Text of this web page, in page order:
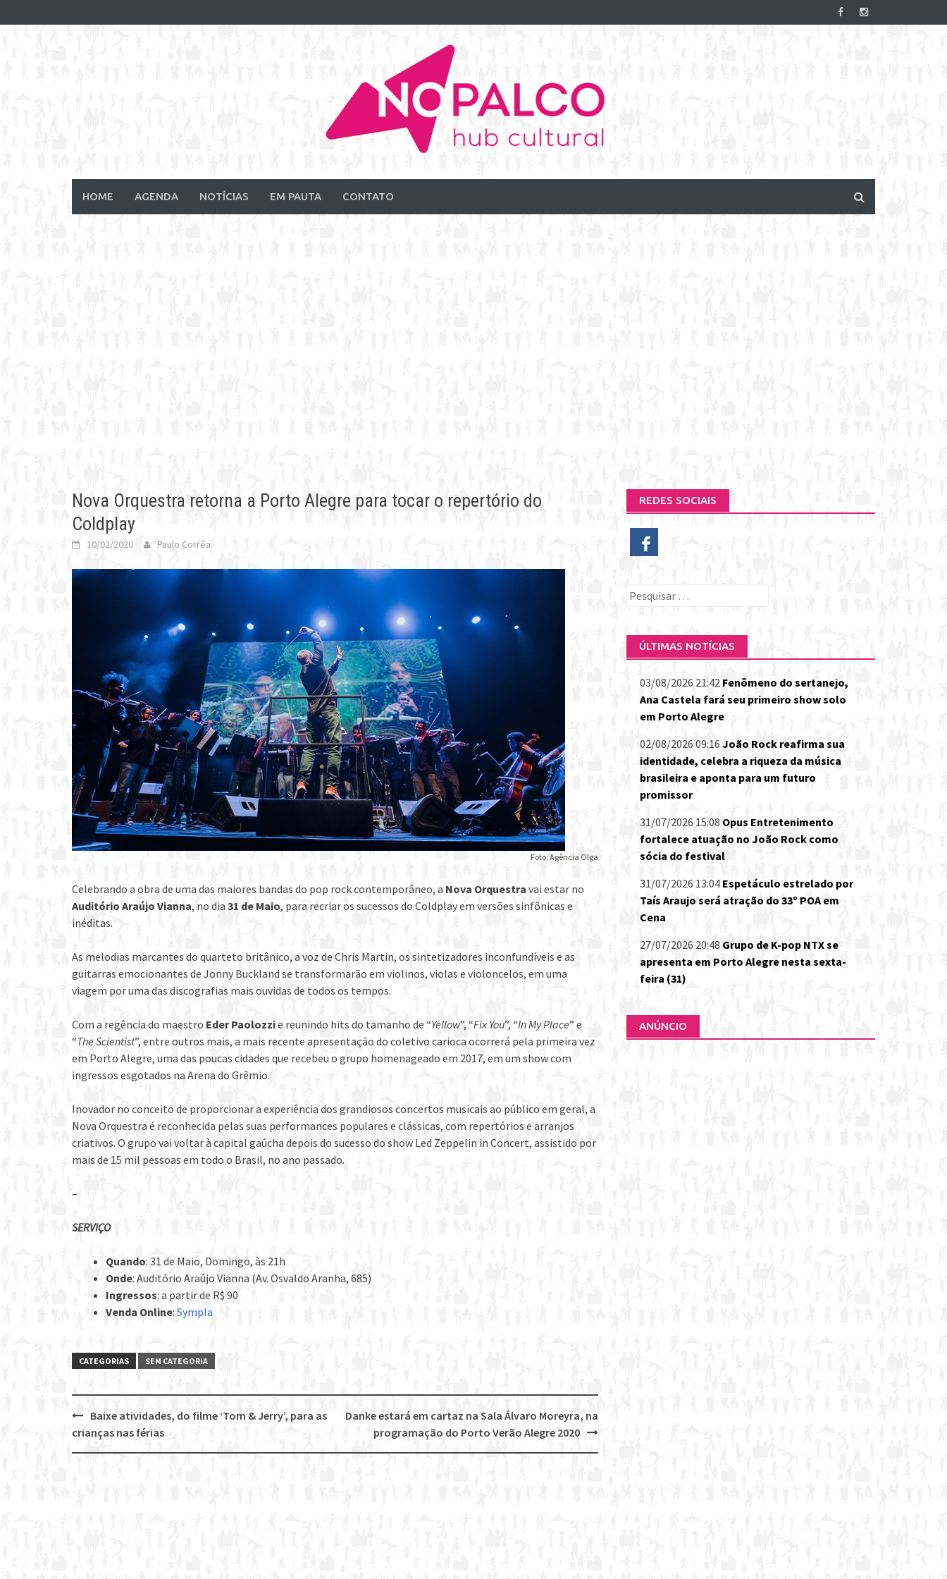
to
HOME AGENDA NOTÍCIAS EM PAUTA CONTATO
Nova Orquestra retorna a Porto Alegre para tocar o repertório do
Coldplay
10/02/2020 Paulo Corrêa
Foto: Agência Olga
Celebrando a obra de uma das maiores bandas do pop rock contemporâneo, a Nova Orquestra vai estar no
Auditório Araújo Vianna, no dia 31 de Maio, para recriar os sucessos do Coldplay em versões sinfônicas e
inéditas.
As melodias marcantes do quarteto britânico, a voz de Chris Martin, os sintetizadores inconfundíveis e as
guitarras emocionantes de Jonny Buckland se transformarão em violinos, violas e violoncelos, em uma
viagem por uma das discografias mais ouvidas de todos os tempos.
Com a regência do maestro Eder Paolozzie reunindo hits do tamanho de “Yellow”, “Fix You”, “In My Place” e
“The Scientist”, entre outros mais, a mais recente apresentação do coletivo carioca ocorrerá pela primeira vez
em Porto Alegre, uma das poucas cidades que recebeu o grupo homenageado em 2017, em um show com
ingressos esgotados na Arena do Grêmio.
Inovador no conceito de proporcionar a experiência dos grandiosos concertos musicais ao público em geral, a
Nova Orquestra é reconhecida pelas suas performances populares e clássicas, com repertórios e arranjos
criativos. O grupo vai voltar à capital gaúcha depois do sucesso do show Led Zeppelin in Concert, assistido por
mais de 15 mil pessoas em todo o Brasil, no ano passado.
–
SERVIÇO
Quando: 31 de Maio, Domingo, às 21h
Onde: Auditório Araújo Vianna (Av. Osvaldo Aranha, 685)
Ingressos: a partir de R$ 90
Venda Online: Sympla
CATEGORIAS SEM CATEGORIA
Post
navigation
Danke estará em cartaz na Sala Álvaro Moreyra, na
programação do Porto Verão Alegre 2020
Baixe atividades, do filme ‘Tom & Jerry’, para as
crianças nas férias
REDES SOCIAIS
Pesquisar
ÚLTIMAS NOTÍCIAS
03/08/2026 21:42 Fenômeno do sertanejo,
Ana Castela fará seu primeiro show solo
em Porto Alegre
02/08/2026 09:16 João Rock reafirma sua
identidade, celebra a riqueza da música
brasileira e aponta para um futuro
promissor
31/07/2026 15:08 Opus Entretenimento
fortalece atuação no João Rock como
sócia do festival
31/07/2026 13:04 Espetáculo estrelado por
Taís Araujo será atração do 33º POA em
Cena
27/07/2026 20:48 Grupo de K-pop NTX se
apresenta em Porto Alegre nesta sexta-
feira (31)
ANÚNCIO